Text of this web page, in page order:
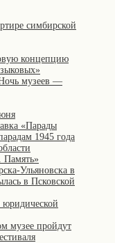
симбирской
концепцию
музеев —
«Парады
1945 года
Память»
Ульяновска в
в Псковской
юридической
музее пройдут